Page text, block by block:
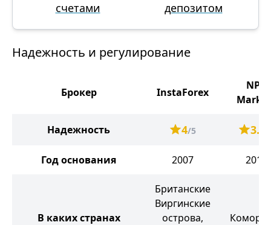
счетами
депозитом
Надежность и регулирование
Брокер InstaForex
NPB
Надежность 4/5 3.2
Год основания 2007 2016
В каких странах
Британские
Виргинские
острова,